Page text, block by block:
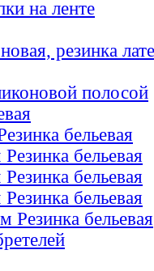
на ленте
резинка
полосой
бельевая
бельевая
бельевая
бельевая
Резинка бельевая